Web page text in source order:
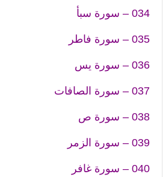
034 – سورة سبأ
035 – سورة فاطر
036 – سورة يس
037 – سورة الصافات
038 – سورة ص
039 – سورة الزمر
040 – سورة غافر